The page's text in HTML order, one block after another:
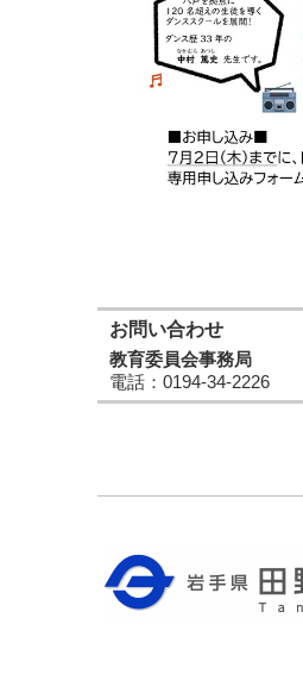
お問い合わせ
教育委員会事務局
電話 ：0194-34-2226